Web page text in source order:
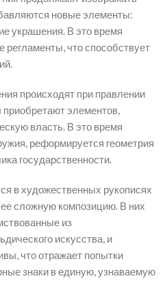
новые элементы:
украшения. В это время
что способствует
происходят при правлении
приобретают элементов,
власть. В это время
реформируется геометрия
государственности.
в художественных рукописях
сложную композицию. В них
из
искусства, и
что отражает попытки
знаки в единую, узнаваемую